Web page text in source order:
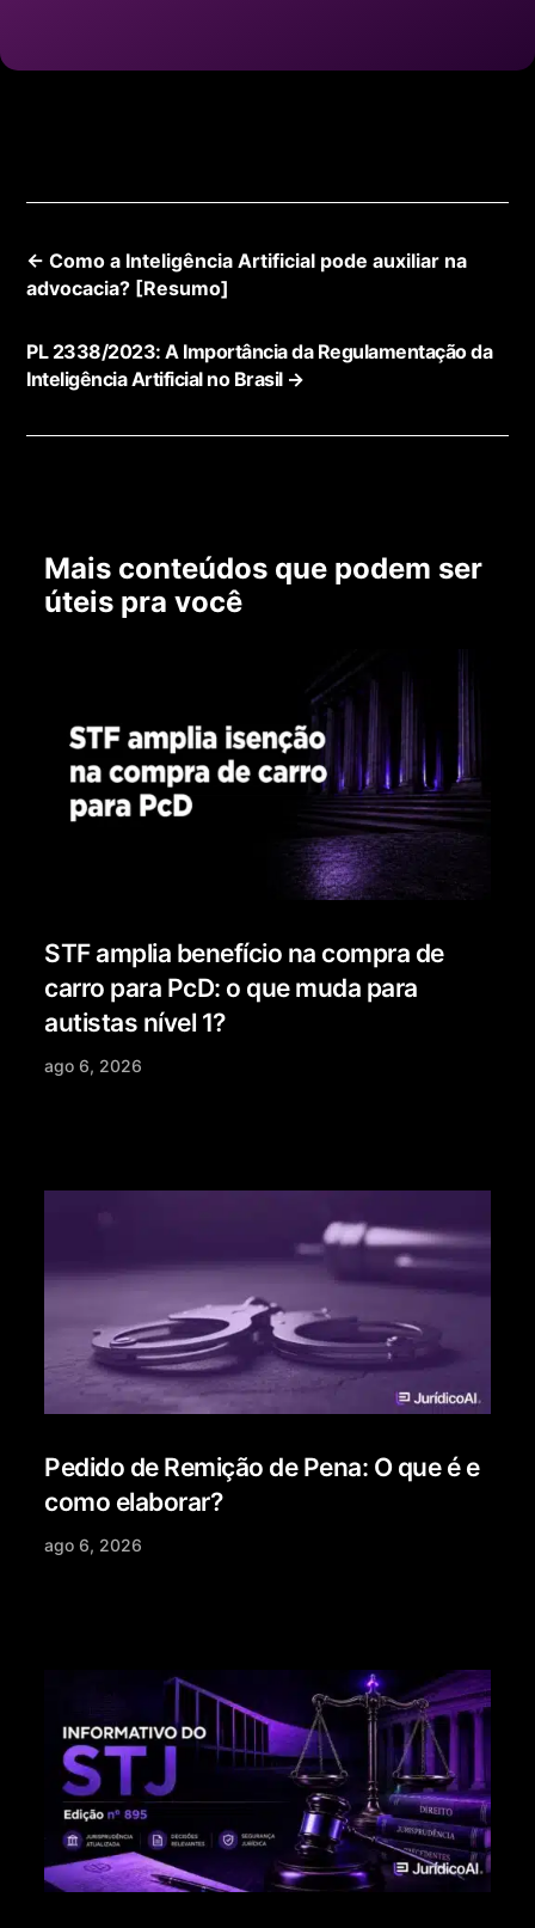
←Como a Inteligência Artificial pode auxiliar na
advocacia? [Resumo]
PL 2338/2023: A Importância da Regulamentação da
Inteligência Artificial no Brasil→
Mais conteúdos que podem ser
úteis pra você
STF amplia benefício na compra de
carro para PcD: o que muda para
autistas nível 1?
ago 6, 2026
Pedido de Remição de Pena: O que é e
como elaborar?
ago 6, 2026